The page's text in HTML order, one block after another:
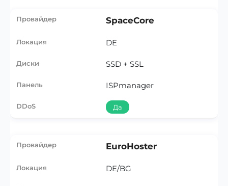
SpaceCore
DE
SSD + SSL
ISPmanager
Да
EuroHoster
DE/BG